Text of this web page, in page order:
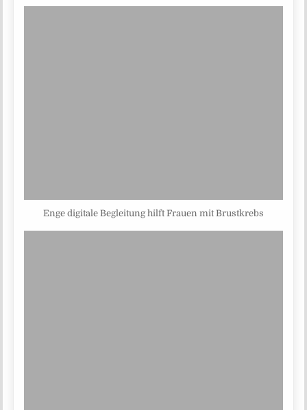
Enge digitale Begleitung hilft Frauen mit Brustkrebs